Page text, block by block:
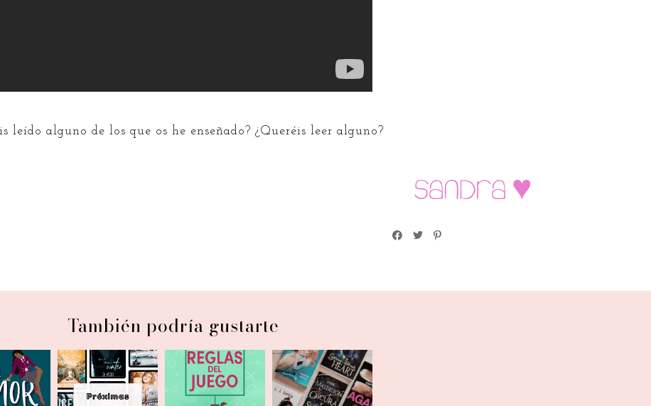
leído alguno de los que os he enseñado? ¿Queréis leer alguno?
También podría gustarte
quiero
Próximas
Leyendo | Las
TRB | Marzo 2021